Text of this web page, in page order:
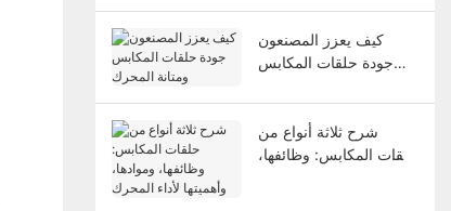
كيف يعزز المصنعون
جودة حلقات المكابس
شرح ثلاثة أنواع من
حلقات المكابس: وظائفها،